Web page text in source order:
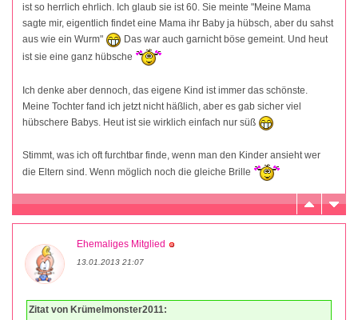
ist so herrlich ehrlich. Ich glaub sie ist 60. Sie meinte "Meine Mama
sagte mir, eigentlich findet eine Mama ihr Baby ja hübsch, aber du sahst
aus wie ein Wurm"
Das war auch garnicht böse gemeint. Und heut
ist sie eine ganz hübsche
Ich denke aber dennoch, das eigene Kind ist immer das schönste.
Meine Tochter fand ich jetzt nicht häßlich, aber es gab sicher viel
hübschere Babys. Heut ist sie wirklich einfach nur süß
Stimmt, was ich oft furchtbar finde, wenn man den Kinder ansieht wer
die Eltern sind. Wenn möglich noch die gleiche Brille
Ehemaliges Mitglied
13.01.2013 21:07
Zitat von Krümelmonster2011: